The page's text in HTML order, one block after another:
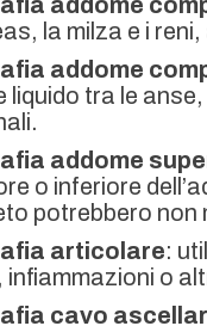
la milza e i
addome
liquido tra le
addome
o inferiore
potrebbero non
articolare:
infiammazioni o
cavo